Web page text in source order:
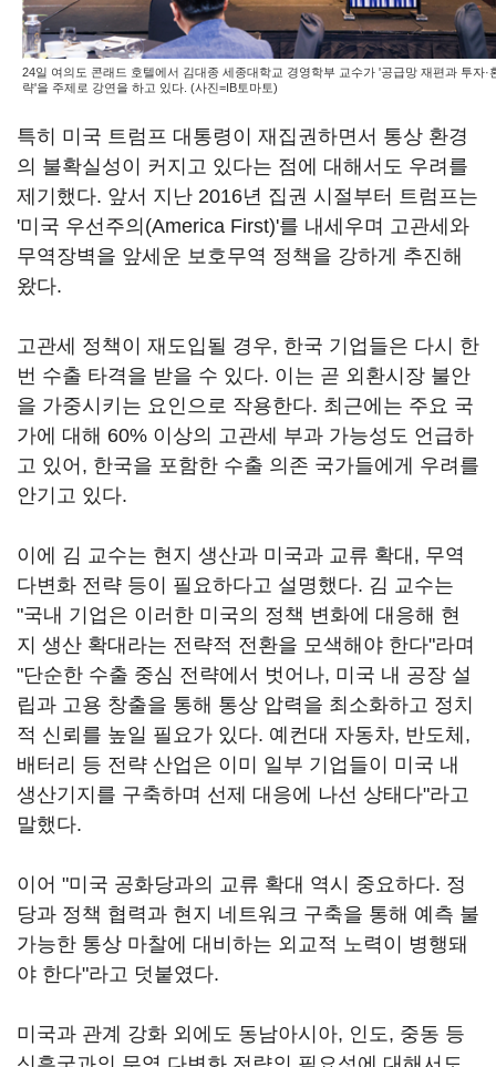
24일 여의도 콘래드 호텔에서 김대종 세종대학교 경영학부 교수가 '공급망 재편과 투자·
략'을 주제로 강연을 하고 있다. (사진=IB토마토)
특히 미국 트럼프 대통령이 재집권하면서 통상 환경
의 불확실성이 커지고 있다는 점에 대해서도 우려를
제기했다. 앞서 지난 2016년 집권 시절부터 트럼프는
'미국 우선주의(America First)'를 내세우며 고관세와
무역장벽을 앞세운 보호무역 정책을 강하게 추진해
왔다.
고관세 정책이 재도입될 경우, 한국 기업들은 다시 한
번 수출 타격을 받을 수 있다. 이는 곧 외환시장 불안
을 가중시키는 요인으로 작용한다. 최근에는 주요 국
가에 대해 60% 이상의 고관세 부과 가능성도 언급하
고 있어, 한국을 포함한 수출 의존 국가들에게 우려를
안기고 있다.
이에 김 교수는 현지 생산과 미국과 교류 확대, 무역
다변화 전략 등이 필요하다고 설명했다. 김 교수는
"국내 기업은 이러한 미국의 정책 변화에 대응해 현
지 생산 확대라는 전략적 전환을 모색해야 한다"라며
"단순한 수출 중심 전략에서 벗어나, 미국 내 공장 설
립과 고용 창출을 통해 통상 압력을 최소화하고 정치
적 신뢰를 높일 필요가 있다. 예컨대 자동차, 반도체,
배터리 등 전략 산업은 이미 일부 기업들이 미국 내
생산기지를 구축하며 선제 대응에 나선 상태다"라고
말했다.
이어 "미국 공화당과의 교류 확대 역시 중요하다. 정
당과 정책 협력과 현지 네트워크 구축을 통해 예측 불
가능한 통상 마찰에 대비하는 외교적 노력이 병행돼
야 한다"라고 덧붙였다.
미국과 관계 강화 외에도 동남아시아, 인도, 중동 등